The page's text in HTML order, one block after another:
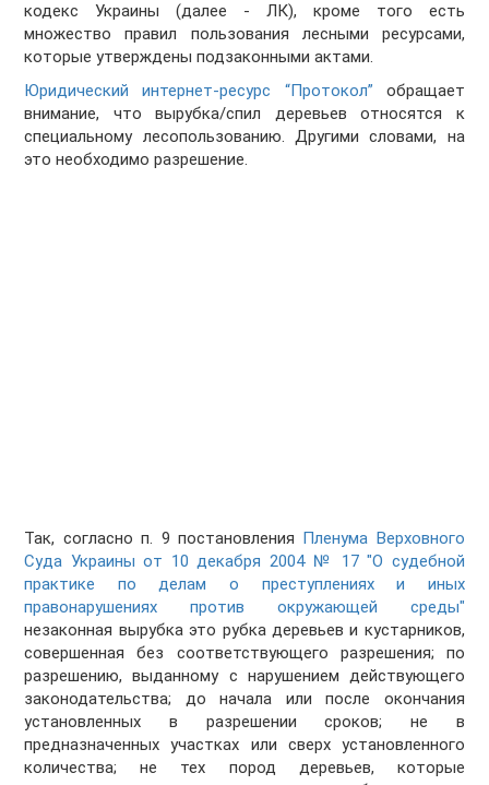
кодекс Украины (далее - ЛК), кроме того есть
множество правил пользования лесными ресурсами,
которые утверждены подзаконными актами.
Юридический интернет-ресурс “Протокол” обращает
внимание, что вырубка/спил деревьев относятся к
специальному лесопользованию. Другими словами, на
это необходимо разрешение.
Так, согласно п. 9 постановления
Пленума Верховного
Суда Украины от 10 декабря 2004 № 17 "О судебной
практике по делам о преступлениях и иных
правонарушениях против окружающей среды"
незаконная вырубка это рубка деревьев и кустарников,
совершенная без соответствующего разрешения; по
разрешению, выданному с нарушением действующего
законодательства; до начала или после окончания
установленных в разрешении сроков; не в
предназначенных участках или сверх установленного
количества; не тех пород деревьев, которые